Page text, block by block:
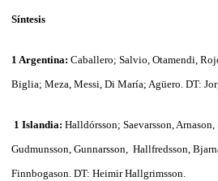
Síntesis
1 Argentina: Caballero; Salvio, Otamendi,
Biglia; Meza, Messi, Di María; Agüero. DT:
1 Islandia: Halldórsson; Saevarsson,
Gudmunsson, Gunnarsson, Hallfredsson,
Finnbogason. DT: Heimir Hallgrimsson.